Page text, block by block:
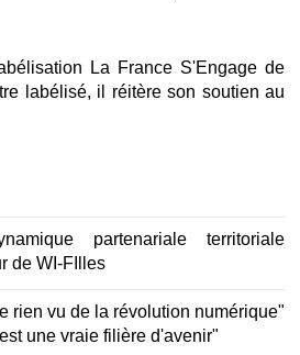
La France S'Engage de
labélisé, il réitère son soutien au
partenariale territoriale
de WI-FIlles
rien vu de la révolution numérique"
une vraie filière d'avenir"